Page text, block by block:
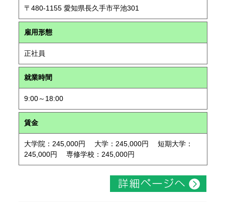
〒480-1155 愛知県長久手市平池301
雇用形態
正社員
就業時間
9:00～18:00
賃金
大学院：245,000円 大学：245,000円 短期大学：
245,000円 専修学校：245,000円